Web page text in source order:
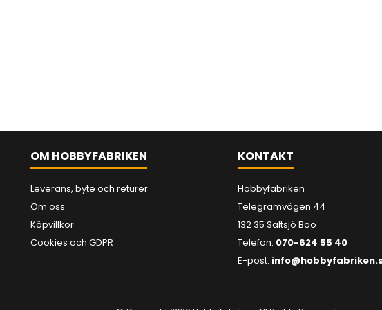
OM HOBBYFABRIKEN
Leverans, byte och returer
Om oss
Köpvillkor
Cookies och GDPR
KONTAKT
Hobbyfabriken
Telegramvägen 44
132 35 Saltsjö Boo
Telefon: 070-624 55 40
E-post: